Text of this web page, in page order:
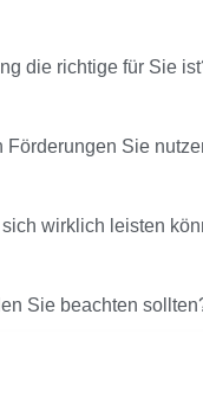
die richtige für Sie
Förderungen Sie
wirklich leisten
Sie beachten